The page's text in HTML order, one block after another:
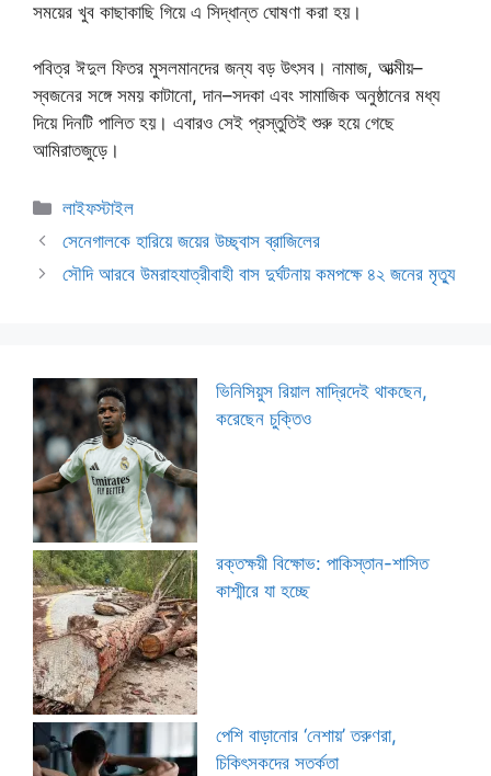
সময়ের খুব কাছাকাছি গিয়ে এ সিদ্ধান্ত ঘোষণা করা হয়।
পবিত্র ঈদুল ফিতর মুসলমানদের জন্য বড় উৎসব। নামাজ, আত্মীয়–
স্বজনের সঙ্গে সময় কাটানো, দান–সদকা এবং সামাজিক অনুষ্ঠানের মধ্য
দিয়ে দিনটি পালিত হয়। এবারও সেই প্রস্তুতিই শুরু হয়ে গেছে
আমিরাতজুড়ে।
Categories
লাইফস্টাইল
সেনেগালকে হারিয়ে জয়ের উচ্ছ্বাস ব্রাজিলের
সৌদি আরবে উমরাহযাত্রীবাহী বাস দুর্ঘটনায় কমপক্ষে ৪২ জনের মৃত্যু
ভিনিসিয়ুস রিয়াল মাদ্রিদেই থাকছেন,
করেছেন চুক্তিও
রক্তক্ষয়ী বিক্ষোভ: পাকিস্তান-শাসিত
কাশ্মীরে যা হচ্ছে
পেশি বাড়ানোর ‘নেশায়’ তরুণরা,
চিকিৎসকদের সতর্কতা